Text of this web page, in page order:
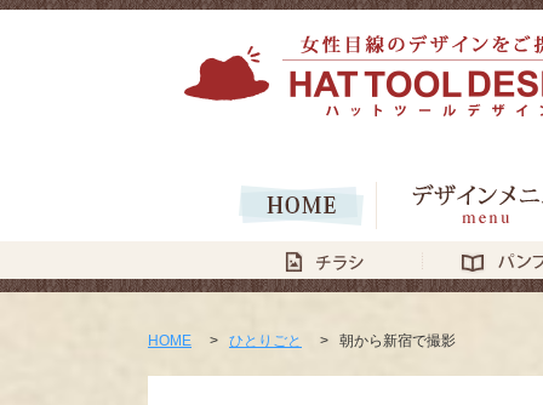
HOME > ひとりごと > 朝から新宿で撮影